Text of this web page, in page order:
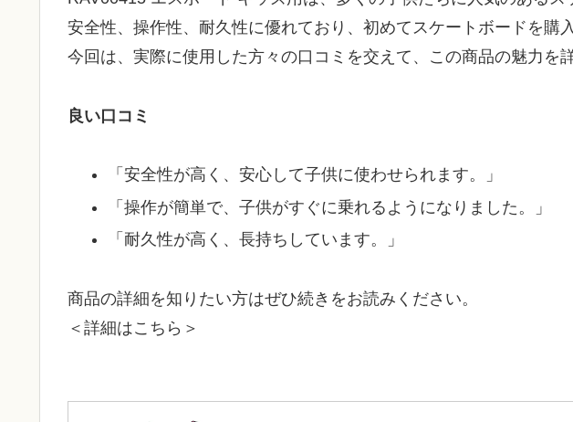
安全性、操作性、耐久性に優れており、初めてスケートボードを購
今回は、実際に使用した方々の口コミを交えて、この商品の魅力を
良い口コミ
「安全性が高く、安心して子供に使わせられます。」
「操作が簡単で、子供がすぐに乗れるようになりました。」
「耐久性が高く、長持ちしています。」
商品の詳細を知りたい方はぜひ続きをお読みください。
＜詳細はこちら＞